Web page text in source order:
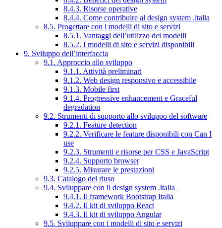
8.4.3. Risorse operative
8.4.4. Come contribuire al design system .italia
8.5. Progettare con i modelli di sito e servizi
8.5.1. Vantaggi dell’utilizzo dei modelli
8.5.2. I modelli di sito e servizi disponibili
9. Sviluppo dell’interfaccia
9.1. Approccio allo sviluppo
9.1.1. Attività preliminari
9.1.2. Web design responsivo e accessibile
9.1.3. Mobile first
9.1.4. Progressive enhancement e Graceful
degradation
9.2. Strumenti di supporto allo sviluppo del software
9.2.1. Feature detection
9.2.2. Verificare le feature disponibili con Can I
use
9.2.3. Strumenti e risorse per CSS e JavaScript
9.2.4. Supporto browser
9.2.5. Misurare le prestazioni
9.3. Catalogo del riuso
9.4. Sviluppare con il design system .italia
9.4.1. Il framework Bootstrap Italia
9.4.2. Il kit di sviluppo React
9.4.3. Il kit di sviluppo Angular
9.5. Sviluppare con i modelli di sito e servizi